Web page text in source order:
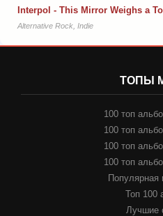
Interpol - This Mirror Weighs a
Alternative Rock, Indie
ТОПЫ
100 топ
100 топ
100 топ
100 топ
Популярная
Топ 100
Лучшие